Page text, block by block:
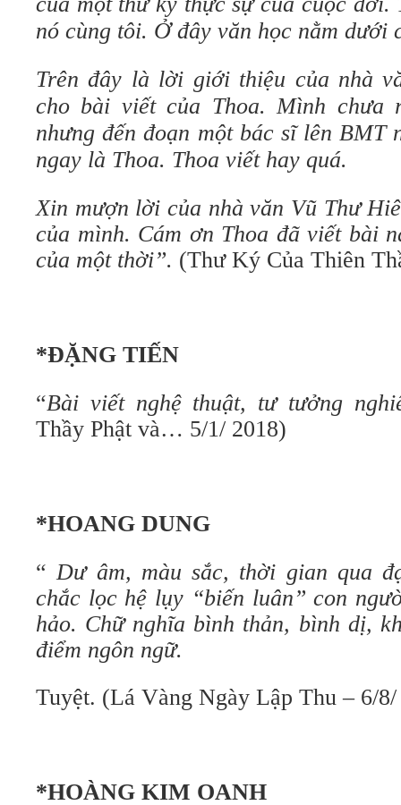
nó cùng tôi. Ở đây văn học nằm dưới
Trên đây là lời giới thiệu của nhà
cho bài viết của Thoa. Mình chưa
nhưng đến đoạn một bác sĩ lên BMT
ngay là Thoa. Thoa viết hay quá.
Xin mượn lời của nhà văn Vũ Thư
của mình. Cám ơn Thoa đã viết bài
của một thời”. (Thư Ký Của Thiên
*ĐẶNG TIẾN
“Bài viết nghệ thuật, tư tưởng
Thầy Phật và… 5/1/ 2018)
*HOANG DUNG
“Dư âm, màu sắc, thời gian qua
chắc lọc hệ lụy “biến luân” con
hảo. Chữ nghĩa bình thản, bình dị,
điểm ngôn ngữ.
Tuyệt. (Lá Vàng Ngày Lập Thu – 6/
*HOÀNG KIM OANH